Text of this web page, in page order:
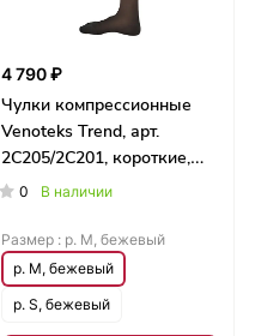
4 790 ₽
Чулки компрессионные
Venoteks Trend, арт.
2C205/2C201, короткие,
62-71 см
0 В наличии
Размер : р. M, бежевый
р. M, бежевый
р. S, бежевый